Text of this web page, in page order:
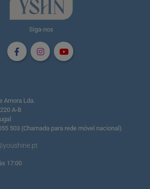
Siga-nos
Amora Lda.
A-B
503 (Chamada para rede móvel nacional)
17:00